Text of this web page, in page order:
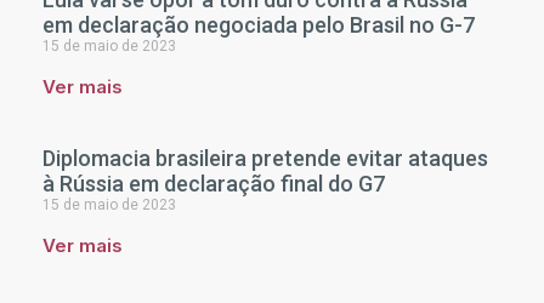
em declaração negociada pelo Brasil no G-7
15 de maio de 2023
Ver mais
Diplomacia brasileira pretende evitar ataques
à Rússia em declaração final do G7
15 de maio de 2023
Ver mais